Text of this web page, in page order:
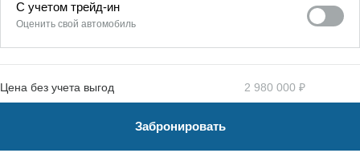
С учетом трейд-ин
Оценить свой автомобиль
Цена без учета выгод 2 980 000 ₽
Забронировать